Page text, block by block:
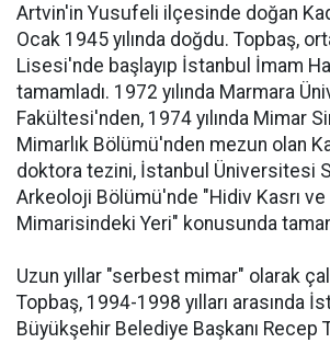
Artvin'in Yusufeli ilçesinde doğan
Ocak 1945 yılında doğdu. Topbaş,
Lisesi'nde başlayıp İstanbul İmam
tamamladı. 1972 yılında Marmara
Fakültesi'nden, 1974 yılında Mimar
Mimarlık Bölümü'nden mezun olan
doktora tezini, İstanbul Üniversitesi
Arkeoloji Bölümü'nde "Hidiv Kasrı ve
Mimarisindeki Yeri" konusunda
Uzun yıllar "serbest mimar" olarak
Topbaş, 1994-1998 yılları arasında
Büyükşehir Belediye Başkanı Recep